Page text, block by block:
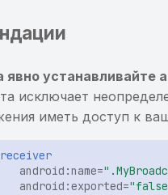
явно устанавливайте
исключает
иметь доступ к
android:name=
android:exported=